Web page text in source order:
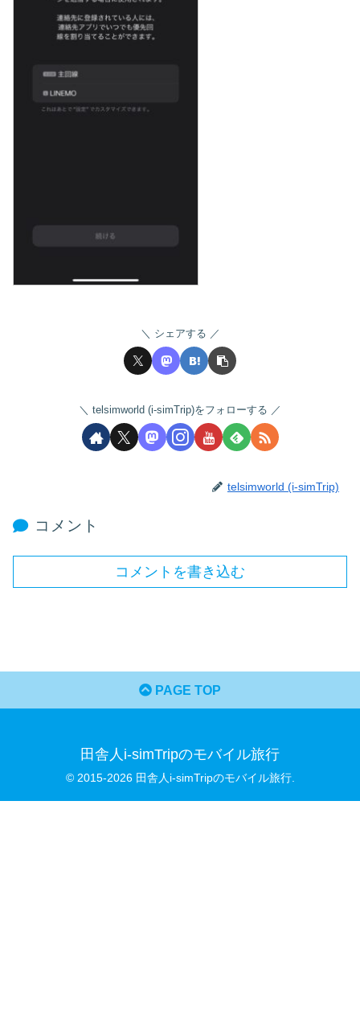
シェアする
telsimworld (i-simTrip)をフォローする
telsimworld (i-simTrip)
コメント
コメントを書き込む
PAGE TOP
田舎人i-simTripのモバイル旅行
© 2015-2026 田舎人i-simTripのモバイル旅行.